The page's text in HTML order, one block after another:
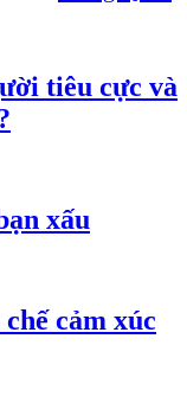
tiêu cực và
xấu
cảm xúc